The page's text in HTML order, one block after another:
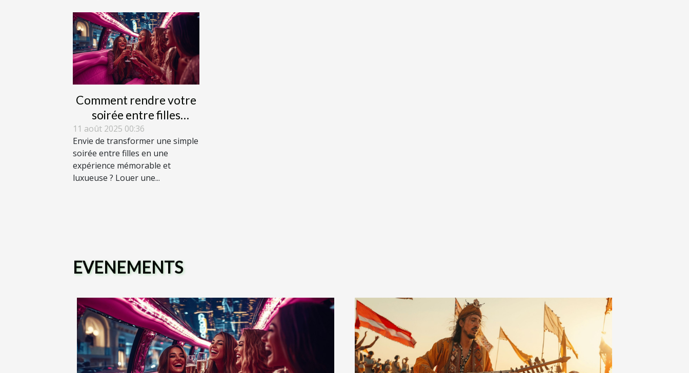
Comment rendre votre
soirée entre filles
extraordinaire avec une
limousine ?
11 août 2025 00:36
Envie de transformer une simple
soirée entre filles en une
expérience mémorable et
luxueuse ? Louer une...
EVENEMENTS